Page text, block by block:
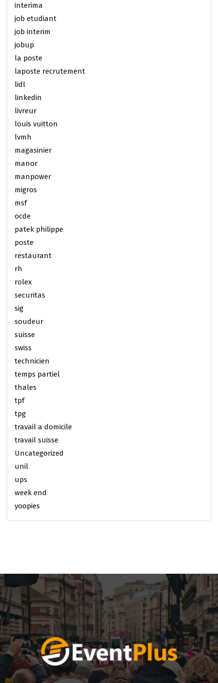
interima
job etudiant
job interim
jobup
la poste
laposte recrutement
lidl
linkedin
livreur
louis vuitton
lvmh
magasinier
manor
manpower
migros
msf
ocde
patek philippe
poste
restaurant
rh
rolex
securitas
sig
soudeur
suisse
swiss
technicien
temps partiel
thales
tpf
tpg
travail a domicile
travail suisse
Uncategorized
unil
ups
week end
yoopies